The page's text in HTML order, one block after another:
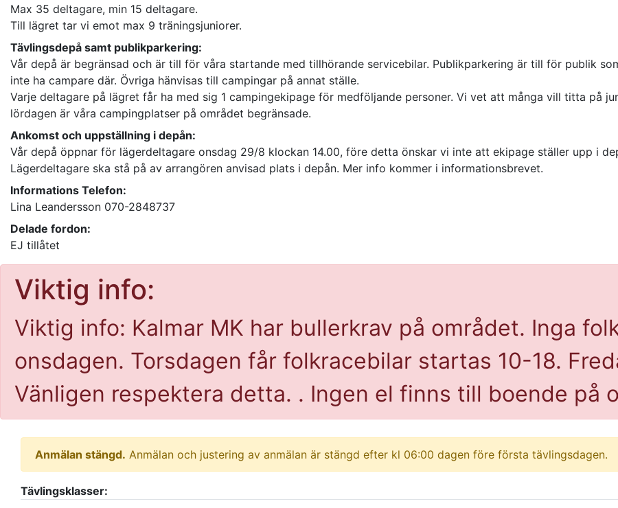
Max 35 deltagare, min 15 deltagare.
Till lägret tar vi emot max 9 träningsjuniorer.
Tävlingsdepå samt publikparkering:
Vår depå är begränsad och är till för våra startande med tillhörande servicebilar. Publikparkering är till för publik
inte ha campare där. Övriga hänvisas till campingar på annat ställe.
Varje deltagare på lägret får ha med sig 1 campingekipage för medföljande personer. Vi vet att många vill titta på
lördagen är våra campingplatser på området begränsade.
Ankomst och uppställning i depån:
Vår depå öppnar för lägerdeltagare onsdag 29/8 klockan 14.00, före detta önskar vi inte att ekipage ställer upp i
Lägerdeltagare ska stå på av arrangören anvisad plats i depån. Mer info kommer i informationsbrevet.
Informations Telefon:
Lina Leandersson 070-2848737
Delade fordon:
EJ tillåtet
Viktig info:
Viktig info: Kalmar MK har bullerkrav på området. Inga
onsdagen. Torsdagen får folkracebilar startas 10-18.
Vänligen respektera detta. . Ingen el finns till boende på
Anmälan stängd. Anmälan och justering av anmälan är stängd efter kl 06:00 dagen före första tävlingsdagen.
Tävlingsklasser: